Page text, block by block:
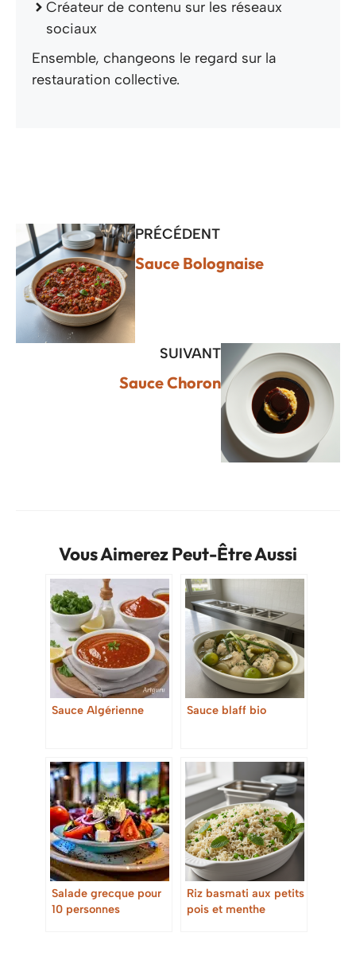
Créateur de contenu sur les réseaux
sociaux
Ensemble, changeons le regard sur la
restauration collective.
PRÉCÉDENT
Sauce Bolognaise
SUIVANT
Sauce Choron
Vous Aimerez Peut-Être Aussi
Sauce Algérienne Sauce blaff bio
Salade grecque pour
10 personnes
Riz basmati aux petits
pois et menthe